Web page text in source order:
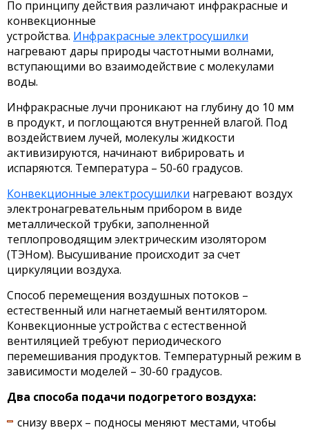
По принципу действия различают инфракрасные и
конвекционные
устройства. Инфракрасные электросушилки
нагревают дары природы частотными волнами,
вступающими во взаимодействие с молекулами
воды.
Инфракрасные лучи проникают на глубину до 10 мм
в продукт, и поглощаются внутренней влагой. Под
воздействием лучей, молекулы жидкости
активизируются, начинают вибрировать и
испаряются. Температура – 50-60 градусов.
Конвекционные электросушилки нагревают воздух
электронагревательным прибором в виде
металлической трубки, заполненной
теплопроводящим электрическим изолятором
(ТЭНом). Высушивание происходит за счет
циркуляции воздуха.
Способ перемещения воздушных потоков –
естественный или нагнетаемый вентилятором.
Конвекционные устройства с естественной
вентиляцией требуют периодического
перемешивания продуктов. Температурный режим в
зависимости моделей – 30-60 градусов.
Два способа подачи подогретого воздуха:
снизу вверх – подносы меняют местами, чтобы